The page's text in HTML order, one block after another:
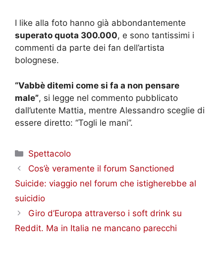
I like alla foto hanno già abbondantemente
superato quota 300.000, e sono tantissimi i
commenti da parte dei fan dell’artista
bolognese.
“Vabbè ditemi come si fa a non pensare
male”, si legge nel commento pubblicato
dall’utente Mattia, mentre Alessandro sceglie di
essere diretto: “Togli le mani”.
Categorie
Spettacolo
Cos’è veramente il forum Sanctioned
Suicide: viaggio nel forum che istigherebbe al
suicidio
Giro d’Europa attraverso i soft drink su
Reddit. Ma in Italia ne mancano parecchi